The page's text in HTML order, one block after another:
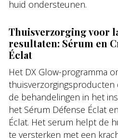
huid ondersteunen.
Thuisverzorging voor
resultaten: Sérum en
Éclat
Het DX Glow-programma
thuisverzorgingsproducten
de behandelingen in het
het Sérum Défense Éclat
Éclat. Het serum helpt de
te versterken met een